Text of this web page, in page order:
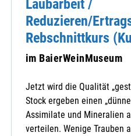
Laubarbeit /
Reduzieren/
Rebschnittkurs
im BaierWeinMuseum
Jetzt wird die Qualität
Stock ergeben einen
Assimilate und Mineralien
verteilen. Wenige Trauben